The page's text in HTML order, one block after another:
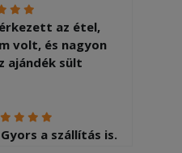
az étel,
volt, és nagyon
ajándék sült
a szállítás is.